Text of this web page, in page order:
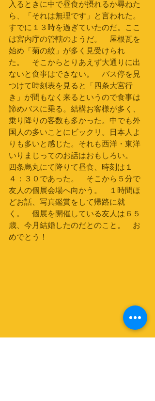
入るときに中で昼食が摂れるか尋ねた
ら、「それは無理です」と言われた。
すでに１３時を過ぎていたのだ。ここ
は宮内庁の管轄のようだ。　屋根瓦を
始め「菊の紋」が多く見受けられ
た。　そこからとりあえず大通りに出
ないと食事はできない。　バス停を見
つけて時刻表を見ると「四条大宮行
き」が間もなく来るというので食事は
諦めバスに乗る。結構お客様が多く、
乗り降りの客数も多かった。中でも外
国人の多いことにビックリ。日本人よ
りも多いと感じた。それも西洋・東洋
いりまじってのお話はおもしろい。
四条烏丸にて降りて昼食、時刻は１
４：３０であった。　そこから５分で
友人の個展会場へ向かう。　１時間ほ
どお話、写真鑑賞をして帰路に就
く。　個展を開催している友人は６５
歳、今月結婚したのだとのこと。　お
めでとう！